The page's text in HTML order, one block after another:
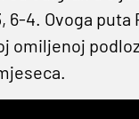
6-4. Ovoga
omiljenoj